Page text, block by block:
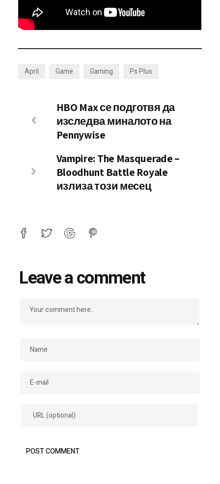
April Game Gaming Ps Plus
HBO Max се подготвя да
изследва миналото на
Pennywise
Vampire: The Masquerade –
Bloodhunt Battle Royale
излиза този месец
Leave a comment